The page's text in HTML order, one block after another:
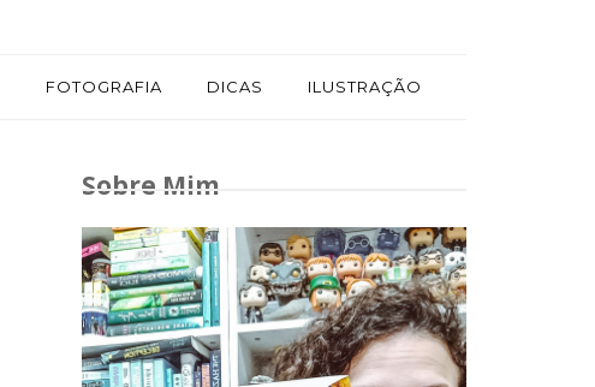
FOTOGRAFIA DICAS ILUSTRAÇÃO
Sobre Mim